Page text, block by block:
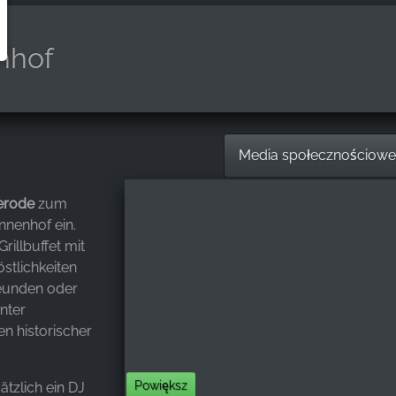
Media
zum
ein.
mit
oder
historischer
ein DJ
Powiększ